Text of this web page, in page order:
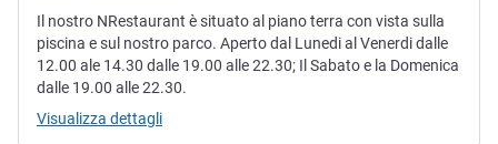
Il nostro NRestaurant è situato al piano terra con vista sulla
piscina e sul nostro parco. Aperto dal Lunedi al Venerdi dalle
12.00 ale 14.30 dalle 19.00 alle 22.30; Il Sabato e la Domenica
dalle 19.00 alle 22.30.
Visualizza dettagli